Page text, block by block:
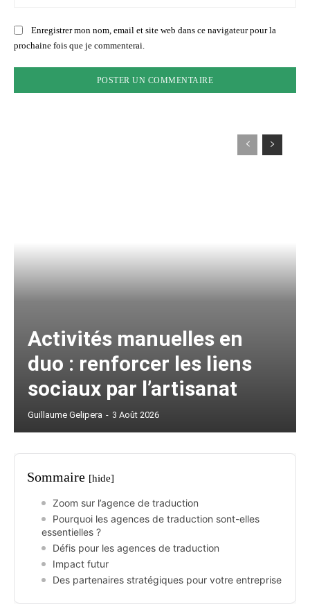
Enregistrer mon nom, email et site web dans ce navigateur pour la
prochaine fois que je commenterai.
Activités manuelles en
duo : renforcer les liens
sociaux par l’artisanat
Guillaume Gelipera - 3 Août 2026
Sommaire [hide]
Zoom sur l’agence de traduction
Pourquoi les agences de traduction sont-elles
essentielles ?
Défis pour les agences de traduction
Impact futur
Des partenaires stratégiques pour votre entreprise